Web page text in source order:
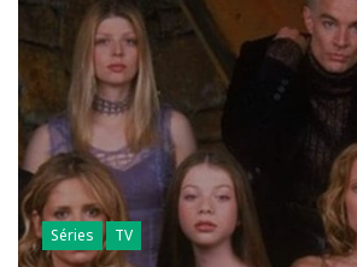
Séries TV